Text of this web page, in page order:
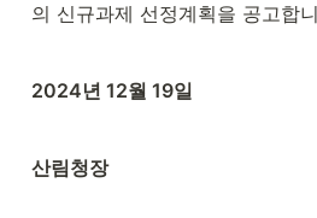
의 신규과제 선정계획을 공고합
2024년 12월 19일
산림청장